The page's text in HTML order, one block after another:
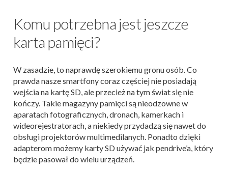
Komu potrzebna jest jeszcze
karta pamięci?
W zasadzie, to naprawdę szerokiemu gronu osób. Co
prawda nasze smartfony coraz częściej nie posiadają
wejścia na kartę SD, ale przecież na tym świat się nie
kończy. Takie magazyny pamięci są nieodzowne w
aparatach fotograficznych, dronach, kamerkach i
wideorejestratorach, a niekiedy przydadzą się nawet do
obsługi projektorów multimedilanych. Ponadto dzięki
adapterom możemy karty SD używać jak pendrive’a, który
będzie pasował do wielu urządzeń.